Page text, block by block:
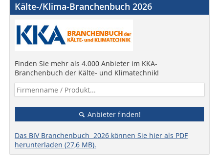
Kälte-/Klima-Branchenbuch 2026
Finden Sie mehr als 4.000 Anbieter im KKA-
Branchenbuch der Kälte- und Klimatechnik!
Anbieter finden!
Das BIV Branchenbuch 2026 können Sie hier als PDF
herunterladen (27,6 MB).